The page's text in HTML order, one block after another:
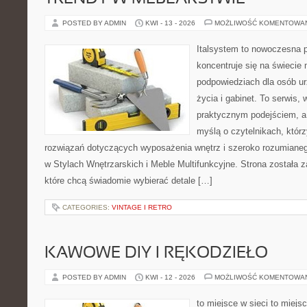
POSTED BY ADMIN KWI - 13 - 2026 MOŻLIWOŚĆ
Italsystem to nowoczesna
koncentruje się na świecie
podpowiedziach dla osób
życia i gabinet. To serwis,
praktycznym podejściem,
myślą o czytelnikach,
rozwiązań dotyczących wyposażenia wnętrz i szeroko
w Stylach Wnętrzarskich i Meble Multifunkcyjne. Strona została
które chcą świadomie wybierać detale […]
CATEGORIES: VINTAGE I RETRO
KAWOWE DIY I RĘKODZIEŁO
POSTED BY ADMIN KWI - 12 - 2026 MOŻLIWOŚĆ
to miejsce w sieci to